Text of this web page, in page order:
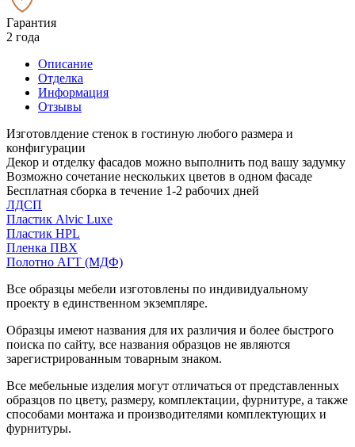
Гарантия
2 года
Описание
Отделка
Информация
Отзывы
Изготовлдение стенок в гостиную любого размера и
конфигурации
Декор и отделку фасадов можно выполнить под вашу задумку
Возможно сочетание нескольких цветов в одном фасаде
Бесплатная сборка в течение 1-2 рабочих дней
ЛДСП
Пластик Alvic Luxe
Пластик HPL
Пленка ПВХ
Полотно АГТ (МДФ)
Все образцы мебели изготовлены по индивидуальному
проекту в единственном экземпляре.
Образцы имеют названия для их различия и более быстрого
поиска по сайту, все названия образцов не являются
зарегистрированным товарным знаком.
Все мебельные изделия могут отличаться от представленных
образцов по цвету, размеру, комплектации, фурнитуре, а также
способами монтажа и производителями комплектующих и
фурнитуры.